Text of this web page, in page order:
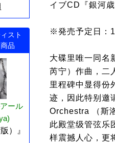
スト
品
ール
）』
イブCD『銀河
※発売予定日：
大碟里唯一同名
芮宁）作曲，二
里程碑中显得份
迹，因此特别邀
Orchestra （斯
此殿堂级管弦乐
样震撼人心，更